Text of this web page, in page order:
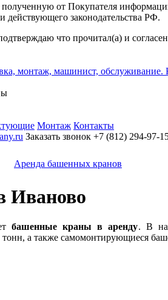
полученную от Покупателя
действующего законодательства РФ.
что прочитал(а) и
Монтаж Контакты
Заказать звонок +7 (812) 294-97-
Аренда башенных кранов
Иваново
башенные краны в аренду. В
тонн, а также самомонтирующиеся